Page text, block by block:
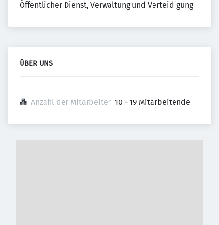
Öffentlicher Dienst, Verwaltung und Verteidigung
ÜBER UNS
Anzahl der Mitarbeiter 10 - 19 Mitarbeitende